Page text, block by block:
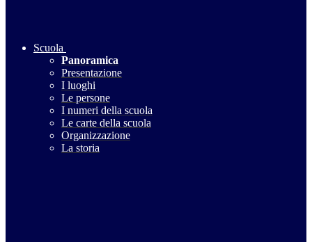
Scuola
Panoramica
Presentazione
I luoghi
Le persone
I numeri della scuola
Le carte della scuola
Organizzazione
La storia